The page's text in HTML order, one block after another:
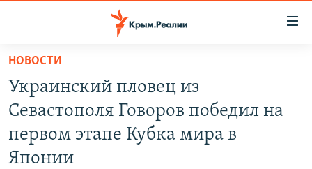
Вернуться
основному
содержанию
главной
СПЕЦПРОЕКТЫ
ИСТОРИЯ
НОВОСТИ
Украинский пловец из
Севастополя Говоров победил на
первом этапе Кубка мира в
Японии